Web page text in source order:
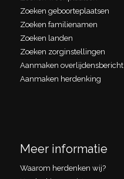
Zoeken geboorteplaatsen
Zoeken familienamen
Zoeken landen
Zoeken zorginstellingen
Aanmaken overlijdensbericht
Aanmaken herdenking
Meer informatie
Waarom herdenken wij?